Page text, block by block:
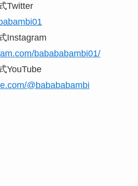
Twitter
Instagram
babababambi01/
YouTube
@babababambi